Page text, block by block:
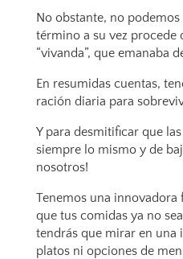
No obstante, no
término a su vez procede
“vivanda”, que emanaba
En resumidas cuentas,
ración diaria para
Y para desmitificar que
siempre lo mismo y de
nosotros!
Tenemos una innovadora
que tus comidas ya no
tendrás que mirar en
platos ni opciones de